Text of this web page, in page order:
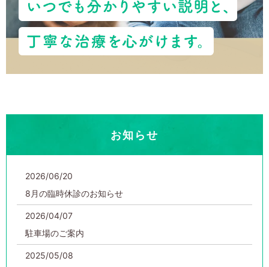
お知らせ
2026/06/20
8月の臨時休診のお知らせ
2026/04/07
駐車場のご案内
2025/05/08